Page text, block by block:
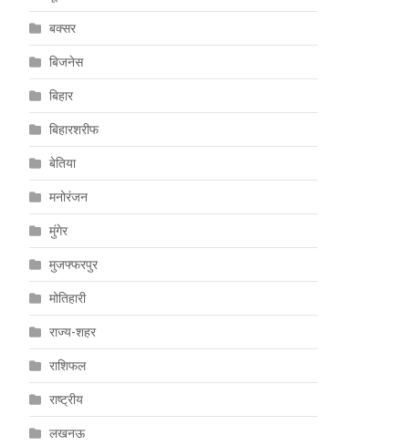
बक्सर
बिजनेस
बिहार
बिहारशरीफ
बेतिया
मनोरंजन
मुंगेर
मुजफ्फरपुर
मोतिहारी
राज्य-शहर
राशिफल
राष्ट्रीय
लखनऊ